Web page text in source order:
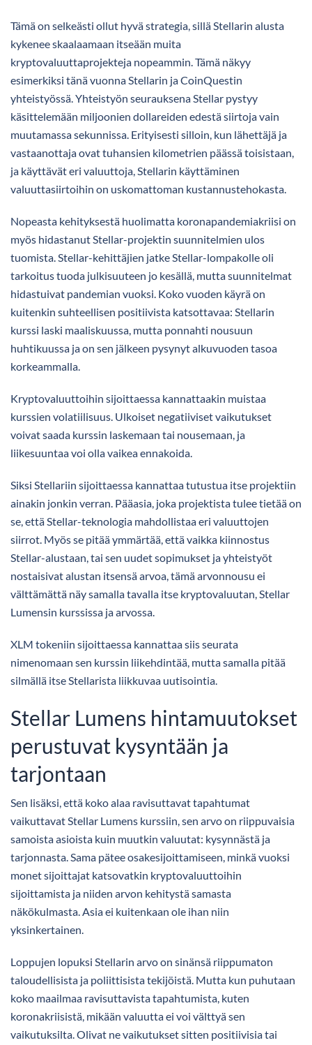
Tämä on selkeästi ollut hyvä strategia, sillä Stellarin alusta
kykenee skaalaamaan itseään muita
kryptovaluuttaprojekteja nopeammin. Tämä näkyy
esimerkiksi tänä vuonna Stellarin ja CoinQuestin
yhteistyössä. Yhteistyön seurauksena Stellar pystyy
käsittelemään miljoonien dollareiden edestä siirtoja vain
muutamassa sekunnissa. Erityisesti silloin, kun lähettäjä ja
vastaanottaja ovat tuhansien kilometrien päässä toisistaan,
ja käyttävät eri valuuttoja, Stellarin käyttäminen
valuuttasiirtoihin on uskomattoman kustannustehokasta.
Nopeasta kehityksestä huolimatta koronapandemiakriisi on
myös hidastanut Stellar-projektin suunnitelmien ulos
tuomista. Stellar-kehittäjien jatke Stellar-lompakolle oli
tarkoitus tuoda julkisuuteen jo kesällä, mutta suunnitelmat
hidastuivat pandemian vuoksi. Koko vuoden käyrä on
kuitenkin suhteellisen positiivista katsottavaa: Stellarin
kurssi laski maaliskuussa, mutta ponnahti nousuun
huhtikuussa ja on sen jälkeen pysynyt alkuvuoden tasoa
korkeammalla.
Kryptovaluuttoihin sijoittaessa kannattaakin muistaa
kurssien volatiilisuus. Ulkoiset negatiiviset vaikutukset
voivat saada kurssin laskemaan tai nousemaan, ja
liikesuuntaa voi olla vaikea ennakoida.
Siksi Stellariin sijoittaessa kannattaa tutustua itse projektiin
ainakin jonkin verran. Pääasia, joka projektista tulee tietää on
se, että Stellar-teknologia mahdollistaa eri valuuttojen
siirrot. Myös se pitää ymmärtää, että vaikka kiinnostus
Stellar-alustaan, tai sen uudet sopimukset ja yhteistyöt
nostaisivat alustan itsensä arvoa, tämä arvonnousu ei
välttämättä näy samalla tavalla itse kryptovaluutan, Stellar
Lumensin kurssissa ja arvossa.
XLM tokeniin sijoittaessa kannattaa siis seurata
nimenomaan sen kurssin liikehdintää, mutta samalla pitää
silmällä itse Stellarista liikkuvaa uutisointia.
Stellar Lumens hintamuutokset
perustuvat kysyntään ja
tarjontaan
Sen lisäksi, että koko alaa ravisuttavat tapahtumat
vaikuttavat Stellar Lumens kurssiin, sen arvo on riippuvaisia
samoista asioista kuin muutkin valuutat: kysynnästä ja
tarjonnasta. Sama pätee osakesijoittamiseen, minkä vuoksi
monet sijoittajat katsovatkin kryptovaluuttoihin
sijoittamista ja niiden arvon kehitystä samasta
näkökulmasta. Asia ei kuitenkaan ole ihan niin
yksinkertainen.
Loppujen lopuksi Stellarin arvo on sinänsä riippumaton
taloudellisista ja poliittisista tekijöistä. Mutta kun puhutaan
koko maailmaa ravisuttavista tapahtumista, kuten
koronakriisistä, mikään valuutta ei voi välttyä sen
vaikutuksilta. Olivat ne vaikutukset sitten positiivisia tai